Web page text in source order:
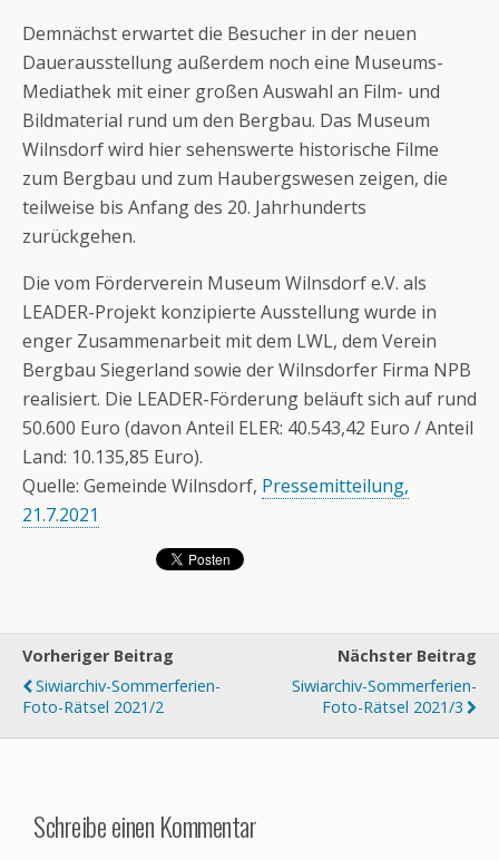
Demnächst erwartet die Besucher in der neuen
Dauerausstellung außerdem noch eine Museums-
Mediathek mit einer großen Auswahl an Film- und
Bildmaterial rund um den Bergbau. Das Museum
Wilnsdorf wird hier sehenswerte historische Filme
zum Bergbau und zum Haubergswesen zeigen, die
teilweise bis Anfang des 20. Jahrhunderts
zurückgehen.
Die vom Förderverein Museum Wilnsdorf e.V. als
LEADER-Projekt konzipierte Ausstellung wurde in
enger Zusammenarbeit mit dem LWL, dem Verein
Bergbau Siegerland sowie der Wilnsdorfer Firma NPB
realisiert. Die LEADER-Förderung beläuft sich auf rund
50.600 Euro (davon Anteil ELER: 40.543,42 Euro / Anteil
Land: 10.135,85 Euro).
Quelle: Gemeinde Wilnsdorf, Pressemitteilung,
21.7.2021
Vorheriger Beitrag
Siwiarchiv-Sommerferien-
Foto-Rätsel 2021/2
Nächster Beitrag
Siwiarchiv-Sommerferien-
Foto-Rätsel 2021/3
Schreibe einen Kommentar